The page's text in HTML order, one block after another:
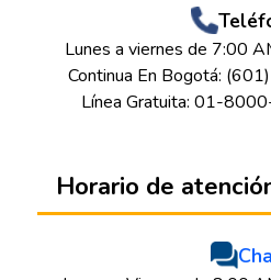
Lunes a viernes de 7:00
Continua En Bogotá:
Línea Gratuita: 01-
Horario de